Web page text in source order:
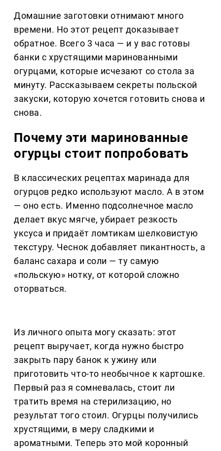
Домашние заготовки отнимают много
времени. Но этот рецепт доказывает
обратное. Всего 3 часа — и у вас готовы
банки с хрустящими маринованными
огурцами, которые исчезают со стола за
минуту. Рассказываем секреты польской
закуски, которую хочется готовить снова и
снова.
Почему эти маринованные
огурцы стоит попробовать
В классических рецептах маринада для
огурцов редко используют масло. А в этом
— оно есть. Именно подсолнечное масло
делает вкус мягче, убирает резкость
уксуса и придаёт ломтикам шелковистую
текстуру. Чеснок добавляет пикантность, а
баланс сахара и соли — ту самую
«польскую» нотку, от которой сложно
оторваться.
Из личного опыта могу сказать: этот
рецепт выручает, когда нужно быстро
закрыть пару банок к ужину или
приготовить что-то необычное к картошке.
Первый раз я сомневалась, стоит ли
тратить время на стерилизацию, но
результат того стоил. Огурцы получились
хрустящими, в меру сладкими и
ароматными. Теперь это мой коронный